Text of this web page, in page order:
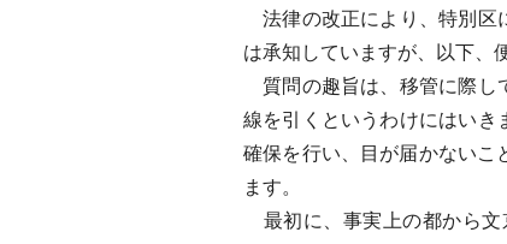
法律の改正により、特別区
は承知していますが、以下、
質問の趣旨は、移管に際し
線を引くというわけにはいき
確保を行い、目が届かないこ
ます。
最初に、事実上の都から文